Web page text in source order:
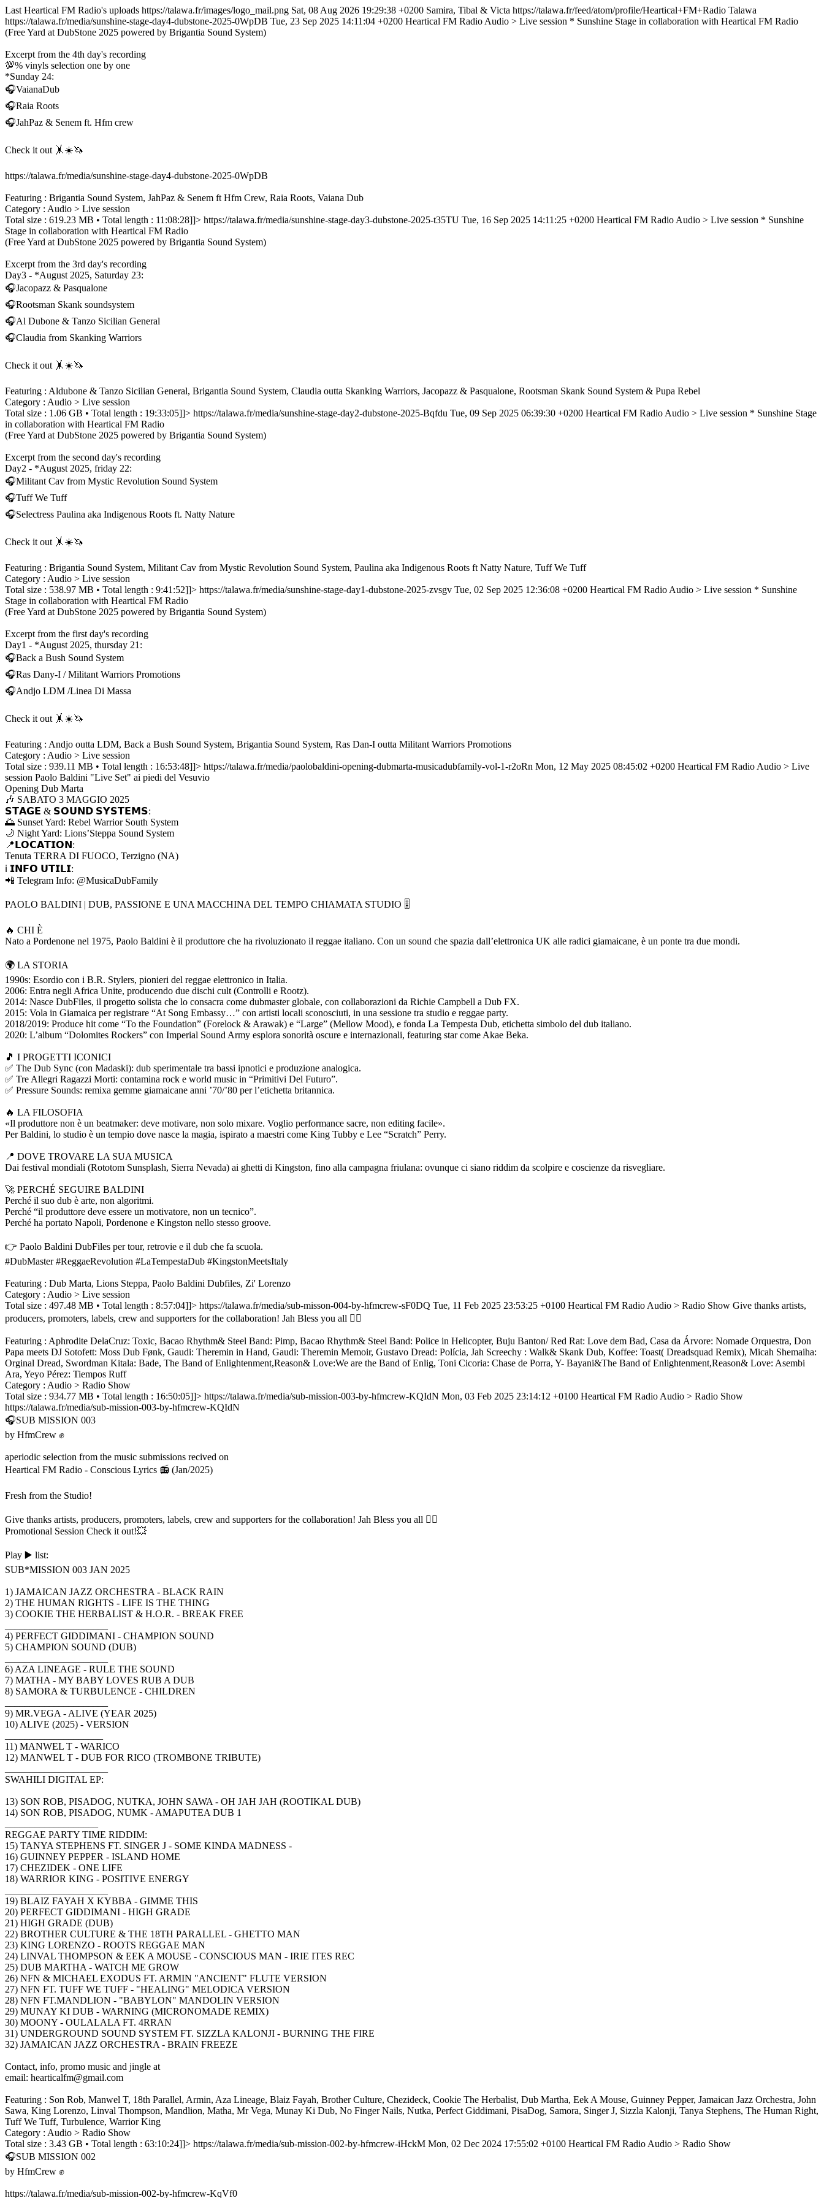
Last Heartical FM Radio's uploads https://talawa.fr/images/logo_mail.png Sat, 08 Aug 2026 19:29:38 +0200 Samira, Tibal & Victa https://talawa.fr/feed/atom/profile/Heartical+FM+Radio Talawa
https://talawa.fr/media/sunshine-stage-day4-dubstone-2025-0WpDB Tue, 23 Sep 2025 14:11:04 +0200 Heartical FM Radio Audio > Live session * Sunshine Stage in collaboration with Heartical FM Radio
(Free Yard at DubStone 2025 powered by Brigantia Sound System)
Excerpt from the 4th day's recording
💯% vinyls selection one by one
*Sunday 24:
🎧VaianaDub
🎧Raia Roots
🎧JahPaz & Senem ft. Hfm crew
Check it out 🤸☀️🦄
https://talawa.fr/media/sunshine-stage-day4-dubstone-2025-0WpDB
Featuring : Brigantia Sound System, JahPaz & Senem ft Hfm Crew, Raia Roots, Vaiana Dub
Category : Audio > Live session
Total size : 619.23 MB • Total length : 11:08:28]]> https://talawa.fr/media/sunshine-stage-day3-dubstone-2025-t35TU Tue, 16 Sep 2025 14:11:25 +0200 Heartical FM Radio Audio > Live session * Sunshine
Stage in collaboration with Heartical FM Radio
(Free Yard at DubStone 2025 powered by Brigantia Sound System)
Excerpt from the 3rd day's recording
Day3 - *August 2025, Saturday 23:
🎧Jacopazz & Pasqualone
🎧Rootsman Skank soundsystem
🎧Al Dubone & Tanzo Sicilian General
🎧Claudia from Skanking Warriors
Check it out 🤸☀️🦄
Featuring : Aldubone & Tanzo Sicilian General, Brigantia Sound System, Claudia outta Skanking Warriors, Jacopazz & Pasqualone, Rootsman Skank Sound System & Pupa Rebel
Category : Audio > Live session
Total size : 1.06 GB • Total length : 19:33:05]]> https://talawa.fr/media/sunshine-stage-day2-dubstone-2025-Bqfdu Tue, 09 Sep 2025 06:39:30 +0200 Heartical FM Radio Audio > Live session * Sunshine Stage
in collaboration with Heartical FM Radio
(Free Yard at DubStone 2025 powered by Brigantia Sound System)
Excerpt from the second day's recording
Day2 - *August 2025, friday 22:
🎧Militant Cav from Mystic Revolution Sound System
🎧Tuff We Tuff
🎧Selectress Paulina aka Indigenous Roots ft. Natty Nature
Check it out 🤸☀️🦄
Featuring : Brigantia Sound System, Militant Cav from Mystic Revolution Sound System, Paulina aka Indigenous Roots ft Natty Nature, Tuff We Tuff
Category : Audio > Live session
Total size : 538.97 MB • Total length : 9:41:52]]> https://talawa.fr/media/sunshine-stage-day1-dubstone-2025-zvsgv Tue, 02 Sep 2025 12:36:08 +0200 Heartical FM Radio Audio > Live session * Sunshine
Stage in collaboration with Heartical FM Radio
(Free Yard at DubStone 2025 powered by Brigantia Sound System)
Excerpt from the first day's recording
Day1 - *August 2025, thursday 21:
🎧Back a Bush Sound System
🎧Ras Dany-I / Militant Warriors Promotions
🎧Andjo LDM /Linea Di Massa
Check it out 🤸☀️🦄
Featuring : Andjo outta LDM, Back a Bush Sound System, Brigantia Sound System, Ras Dan-I outta Militant Warriors Promotions
Category : Audio > Live session
Total size : 939.11 MB • Total length : 16:53:48]]> https://talawa.fr/media/paolobaldini-opening-dubmarta-musicadubfamily-vol-1-r2oRn Mon, 12 May 2025 08:45:02 +0200 Heartical FM Radio Audio > Live
session Paolo Baldini "Live Set" ai piedi del Vesuvio
Opening Dub Marta
🎶 SABATO 3 MAGGIO 2025
𝗦𝗧𝗔𝗚𝗘 & 𝗦𝗢𝗨𝗡𝗗 𝗦𝗬𝗦𝗧𝗘𝗠𝗦:
🌅 Sunset Yard: Rebel Warrior South System
🌙 Night Yard: Lions’Steppa Sound System
📍𝗟𝗢𝗖𝗔𝗧𝗜𝗢𝗡:
Tenuta TERRA DI FUOCO, Terzigno (NA)
ℹ️ 𝗜𝗡𝗙𝗢 𝗨𝗧𝗜𝗟𝗜:
📲 Telegram Info: @MusicaDubFamily
PAOLO BALDINI | DUB, PASSIONE E UNA MACCHINA DEL TEMPO CHIAMATA STUDIO 🎚️
🔥 CHI È
Nato a Pordenone nel 1975, Paolo Baldini è il produttore che ha rivoluzionato il reggae italiano. Con un sound che spazia dall’elettronica UK alle radici giamaicane, è un ponte tra due mondi.
🌍 LA STORIA
1990s: Esordio con i B.R. Stylers, pionieri del reggae elettronico in Italia.
2006: Entra negli Africa Unite, producendo due dischi cult (Controlli e Rootz).
2014: Nasce DubFiles, il progetto solista che lo consacra come dubmaster globale, con collaborazioni da Richie Campbell a Dub FX.
2015: Vola in Giamaica per registrare “At Song Embassy…” con artisti locali sconosciuti, in una sessione tra studio e reggae party.
2018/2019: Produce hit come “To the Foundation” (Forelock & Arawak) e “Large” (Mellow Mood), e fonda La Tempesta Dub, etichetta simbolo del dub italiano.
2020: L’album “Dolomites Rockers” con Imperial Sound Army esplora sonorità oscure e internazionali, featuring star come Akae Beka.
🎵 I PROGETTI ICONICI
✅ The Dub Sync (con Madaski): dub sperimentale tra bassi ipnotici e produzione analogica.
✅ Tre Allegri Ragazzi Morti: contamina rock e world music in “Primitivi Del Futuro”.
✅ Pressure Sounds: remixa gemme giamaicane anni ’70/’80 per l’etichetta britannica.
🔥 LA FILOSOFIA
«Il produttore non è un beatmaker: deve motivare, non solo mixare. Voglio performance sacre, non editing facile».
Per Baldini, lo studio è un tempio dove nasce la magia, ispirato a maestri come King Tubby e Lee “Scratch” Perry.
📍 DOVE TROVARE LA SUA MUSICA
Dai festival mondiali (Rototom Sunsplash, Sierra Nevada) ai ghetti di Kingston, fino alla campagna friulana: ovunque ci siano riddim da scolpire e coscienze da risvegliare.
🚀 PERCHÉ SEGUIRE BALDINI
Perché il suo dub è arte, non algoritmi.
Perché “il produttore deve essere un motivatore, non un tecnico”.
Perché ha portato Napoli, Pordenone e Kingston nello stesso groove.
👉 Paolo Baldini DubFiles per tour, retrovie e il dub che fa scuola.
#DubMaster #ReggaeRevolution #LaTempestaDub #KingstonMeetsItaly
Featuring : Dub Marta, Lions Steppa, Paolo Baldini Dubfiles, Zi' Lorenzo
Category : Audio > Live session
Total size : 497.48 MB • Total length : 8:57:04]]> https://talawa.fr/media/sub-misson-004-by-hfmcrew-sF0DQ Tue, 11 Feb 2025 23:53:25 +0100 Heartical FM Radio Audio > Radio Show Give thanks artists,
producers, promoters, labels, crew and supporters for the collaboration! Jah Bless you all ❤️‍🔥
Featuring : Aphrodite DelaCruz: Toxic, Bacao Rhythm& Steel Band: Pimp, Bacao Rhythm& Steel Band: Police in Helicopter, Buju Banton/ Red Rat: Love dem Bad, Casa da Árvore: Nomade Orquestra, Don
Papa meets DJ Sotofett: Moss Dub Fønk, Gaudi: Theremin in Hand, Gaudi: Theremin Memoir, Gustavo Dread: Polícia, Jah Screechy : Walk& Skank Dub, Koffee: Toast( Dreadsquad Remix), Micah Shemaiha:
Orginal Dread, Swordman Kitala: Bade, The Band of Enlightenment,Reason& Love:We are the Band of Enlig, Toni Cicoria: Chase de Porra, Y- Bayani&The Band of Enlightenment,Reason& Love: Asembi
Ara, Yeyo Pérez: Tiempos Ruff
Category : Audio > Radio Show
Total size : 934.77 MB • Total length : 16:50:05]]> https://talawa.fr/media/sub-mission-003-by-hfmcrew-KQIdN Mon, 03 Feb 2025 23:14:12 +0100 Heartical FM Radio Audio > Radio Show
https://talawa.fr/media/sub-mission-003-by-hfmcrew-KQIdN
🎧SUB MISSION 003
by HfmCrew ✊
aperiodic selection from the music submissions recived on
Heartical FM Radio - Conscious Lyrics 📻 (Jan/2025)
Fresh from the Studio!
Give thanks artists, producers, promoters, labels, crew and supporters for the collaboration! Jah Bless you all ❤️‍🔥
Promotional Session Check it out!💥
Play ▶️ list:
SUB*MISSION 003 JAN 2025
1) JAMAICAN JAZZ ORCHESTRA - BLACK RAIN
2) THE HUMAN RIGHTS - LIFE IS THE THING
3) COOKIE THE HERBALIST & H.O.R. - BREAK FREE
4) PERFECT GIDDIMANI - CHAMPION SOUND
5) CHAMPION SOUND (DUB)
6) AZA LINEAGE - RULE THE SOUND
7) MATHA - MY BABY LOVES RUB A DUB
8) SAMORA & TURBULENCE - CHILDREN
9) MR.VEGA - ALIVE (YEAR 2025)
10) ALIVE (2025) - VERSION
11) MANWEL T - WARICO
12) MANWEL T - DUB FOR RICO (TROMBONE TRIBUTE)
SWAHILI DIGITAL EP:
13) SON ROB, PISADOG, NUTKA, JOHN SAWA - OH JAH JAH (ROOTIKAL DUB)
14) SON ROB, PISADOG, NUMK - AMAPUTEA DUB 1
REGGAE PARTY TIME RIDDIM:
15) TANYA STEPHENS FT. SINGER J - SOME KINDA MADNESS -
16) GUINNEY PEPPER - ISLAND HOME
17) CHEZIDEK - ONE LIFE
18) WARRIOR KING - POSITIVE ENERGY
19) BLAIZ FAYAH X KYBBA - GIMME THIS
20) PERFECT GIDDIMANI - HIGH GRADE
21) HIGH GRADE (DUB)
22) BROTHER CULTURE & THE 18TH PARALLEL - GHETTO MAN
23) KING LORENZO - ROOTS REGGAE MAN
24) LINVAL THOMPSON & EEK A MOUSE - CONSCIOUS MAN - IRIE ITES REC
25) DUB MARTHA - WATCH ME GROW
26) NFN & MICHAEL EXODUS FT. ARMIN "ANCIENT" FLUTE VERSION
27) NFN FT. TUFF WE TUFF - "HEALING" MELODICA VERSION
28) NFN FT.MANDLION - "BABYLON" MANDOLIN VERSION
29) MUNAY KI DUB - WARNING (MICRONOMADE REMIX)
30) MOONY - OULALALA FT. 4RRAN
31) UNDERGROUND SOUND SYSTEM FT. SIZZLA KALONJI - BURNING THE FIRE
32) JAMAICAN JAZZ ORCHESTRA - BRAIN FREEZE
Contact, info, promo music and jingle at
email: hearticalfm@gmail.com
Featuring : Son Rob, Manwel T, 18th Parallel, Armin, Aza Lineage, Blaiz Fayah, Brother Culture, Chezideck, Cookie The Herbalist, Dub Martha, Eek A Mouse, Guinney Pepper, Jamaican Jazz Orchestra, John
Sawa, King Lorenzo, Linval Thompson, Mandlion, Matha, Mr Vega, Munay Ki Dub, No Finger Nails, Nutka, Perfect Giddimani, PisaDog, Samora, Singer J, Sizzla Kalonji, Tanya Stephens, The Human Right,
Tuff We Tuff, Turbulence, Warrior King
Category : Audio > Radio Show
Total size : 3.43 GB • Total length : 63:10:24]]> https://talawa.fr/media/sub-mission-002-by-hfmcrew-iHckM Mon, 02 Dec 2024 17:55:02 +0100 Heartical FM Radio Audio > Radio Show
🎧SUB MISSION 002
by HfmCrew ✊
https://talawa.fr/media/sub-mission-002-by-hfmcrew-KqVf0